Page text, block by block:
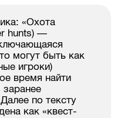
«Охота
hunts) —
могут быть как
игроки)
время найти
по тексту
как «квест-